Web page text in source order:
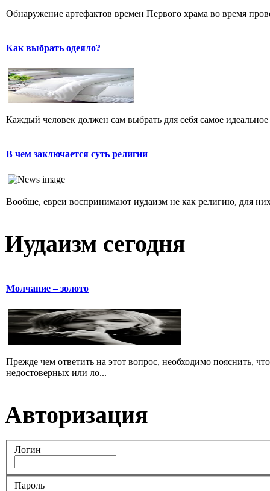
Обнаружение артефактов времен Первого храма во время
Как выбрать одеяло?
Каждый человек должен сам выбрать для себя самое
В чем заключается суть религии
Вообще, евреи воспринимают иудаизм не как религию, для
Иудаизм сегодня
Молчание – золото
Прежде чем ответить на этот вопрос, необходимо пояснить,
недостоверных или ло...
Авторизация
Логин
Пароль